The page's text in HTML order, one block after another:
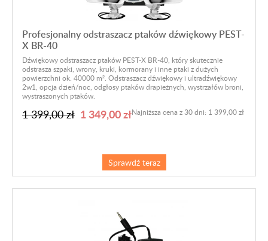
Profesjonalny odstraszacz ptaków dźwiękowy PEST-
X BR-40
Dźwiękowy odstraszacz ptaków PEST-X BR-40, który skutecznie
odstrasza szpaki, wrony, kruki, kormorany i inne ptaki z dużych
powierzchni ok. 40000 m². Odstraszacz dźwiękowy i ultradźwiękowy
2w1, opcja dzień/noc, odgłosy ptaków drapieżnych, wystrzałów broni,
wystraszonych ptaków.
1 399,00 zł 1 349,00 złNajniższa cena z 30 dni: 1 399,00 zł
Sprawdź teraz